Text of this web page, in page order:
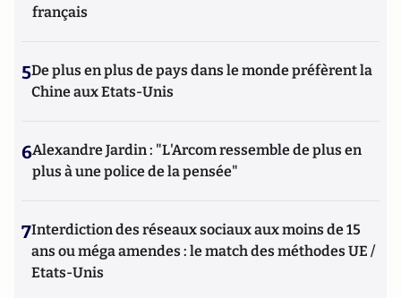
français
5De plus en plus de pays dans le monde préfèrent la
Chine aux Etats-Unis
6Alexandre Jardin : "L'Arcom ressemble de plus en
plus à une police de la pensée"
7Interdiction des réseaux sociaux aux moins de 15
ans ou méga amendes : le match des méthodes UE /
Etats-Unis